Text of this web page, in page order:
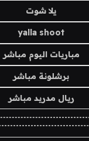
يلا شوت
yalla shoot
مباريات اليوم مباشر
برشلونة مباشر
ريال مدريد مباشر